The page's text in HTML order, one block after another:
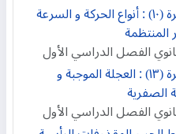
اختبار (١) على المحاضرة (١٠) : أنواع الحركة و السرعة
المنتظمة
الفصل الدراسي الأول
اختبار (١) على المحاضرة (١٣) : العجلة الموجبة و
الصفرية
الفصل الدراسي الأول